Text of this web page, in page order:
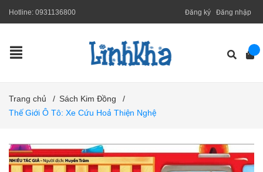
Hotline: 0931136800 Đăng ký Đăng nhập
Trang chủ / Sách Kim Đồng
/
Thế Giới Ô Tô: Xe Cứu Hoả Thiện Nghệ